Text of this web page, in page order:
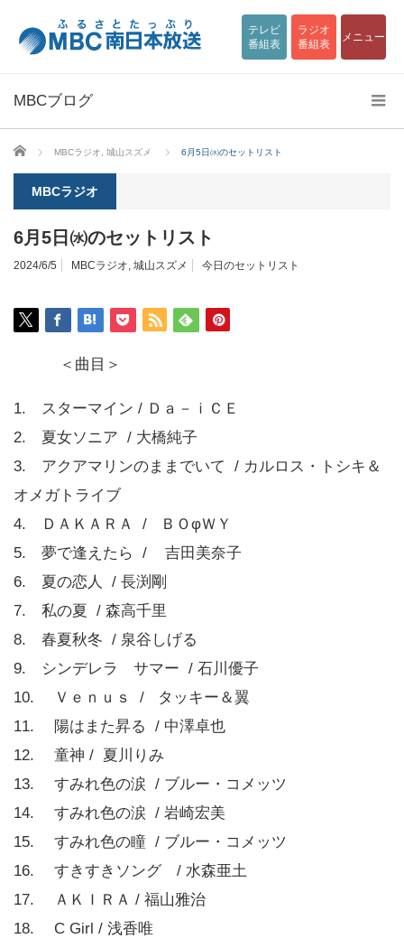
テレビ
番組表
ラジオ
番組表
メニュー
MBCブログ
ホーム MBCラジオ 城山スズメ 6月5日㈬のセットリスト
MBCラジオ
6月5日㈬のセットリスト
2024/6/5 MBCラジオ, 城山スズメ 今日のセットリスト
＜曲目＞
1. スターマイン / Ｄａ－ｉＣＥ
2. 夏女ソニア / 大橋純子
3. アクアマリンのままでいて / カルロス・トシキ＆
オメガトライブ
4. ＤＡＫＡＲＡ / ＢＯφＷＹ
5. 夢で逢えたら / 吉田美奈子
6. 夏の恋人 / 長渕剛
7. 私の夏 / 森高千里
8. 春夏秋冬 / 泉谷しげる
9. シンデレラ サマー / 石川優子
10. Ｖｅｎｕｓ / タッキー＆翼
11. 陽はまた昇る / 中澤卓也
12. 童神 / 夏川りみ
13. すみれ色の涙 / ブルー・コメッツ
14. すみれ色の涙 / 岩崎宏美
15. すみれ色の瞳 / ブルー・コメッツ
16. すきすきソング / 水森亜土
17. ＡＫＩＲＡ / 福山雅治
18. C Girl / 浅香唯